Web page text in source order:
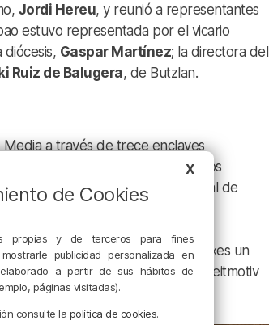
Jordi Hereu, y reunió a representantes
estuvo representada por el vicario
Gaspar Martínez; la directora del
Ruiz de Balugera, de Butzlan.
a través de trece enclaves
nuevas tecnologías, contenidos
histórica, artística y espiritual de
(AHEB-BEHA), explica que «es un
los documentos- es el leitmotiv
visitas un sitio».
X
de Cookies
propias y de terceros para fines
publicidad personalizada en
a partir de sus hábitos de
páginas visitadas).
consulte la política de cookies.